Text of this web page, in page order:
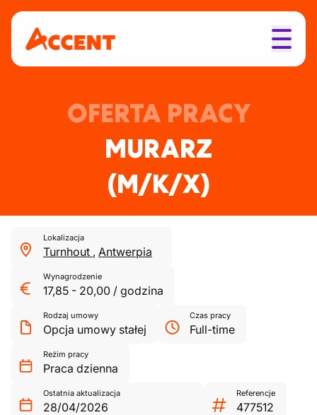
OFERTA PRACY
MURARZ
(M/K/X)
Lokalizacja
Turnhout , Antwerpia
Wynagrodzenie
17,85 - 20,00 / godzina
Rodzaj umowy
Opcja umowy stałej
Czas pracy
Full-time
Reżim pracy
Praca dzienna
Ostatnia aktualizacja
28/04/2026
Referencje
477512